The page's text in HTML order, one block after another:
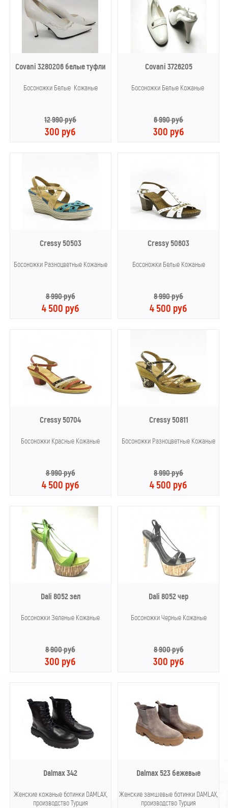
Covani 3280206 белые туфли
Босоножки Белые Кожаные
12 990 руб
300 руб
Covani 3726205
Босоножки Белые Кожаные
6 990 руб
300 руб
Cressy 50503
Босоножки Разноцветные Кожаные
8 990 руб
4 500 руб
Cressy 50603
Босоножки Белые Кожаные
8 990 руб
4 500 руб
Cressy 50704
Босоножки Красные Кожаные
8 990 руб
4 500 руб
Cressy 50811
Босоножки Разноцветные Кожаные
8 990 руб
4 500 руб
Dali 8052 зел
Босоножки Зеленые Кожаные
8 900 руб
300 руб
Dali 8052 чер
Босоножки Черные Кожаные
8 900 руб
300 руб
Dalmax 342
Женские кожаные ботинки DAMLAX,
производство Турция
Dalmax 523 бежевые
Женские замшевые ботинки DAMLAX,
производство Турция